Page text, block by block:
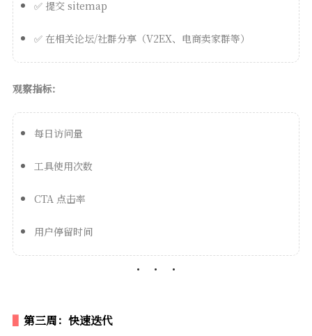
✅ 提交 sitemap
✅ 在相关论坛/社群分享（V2EX、电商卖家群等）
观察指标：
每日访问量
工具使用次数
CTA 点击率
用户停留时间
第三周：快速迭代